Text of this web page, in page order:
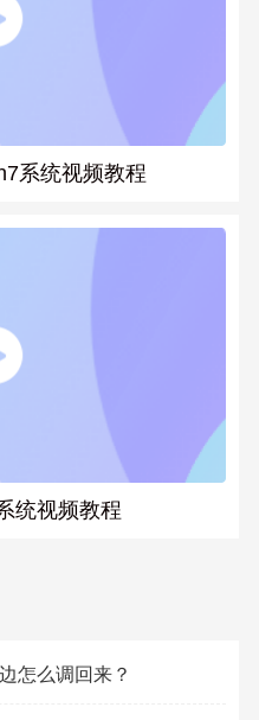
系统视频教程
统视频教程
怎么调回来？